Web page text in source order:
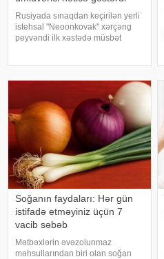
Rusiyada sınaqdan keçirilən yerli
istehsal "Neoonkovak" xərçəng
peyvəndi ilk xəstədə müsbət
Epidemiologiya və Mikrobiologiya
Soğanın faydaları: Hər gün
istifadə etməyiniz üçün 7
vacib səbəb
Mətbəxlərin əvəzolunmaz
məhsullarından biri olan soğan